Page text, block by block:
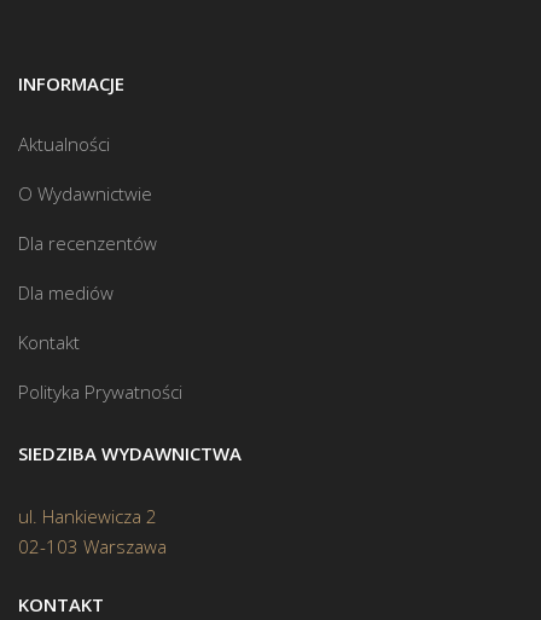
INFORMACJE
Aktualności
O Wydawnictwie
Dla recenzentów
Dla mediów
Kontakt
Polityka Prywatności
SIEDZIBA WYDAWNICTWA
ul. Hankiewicza 2
02-103 Warszawa
KONTAKT